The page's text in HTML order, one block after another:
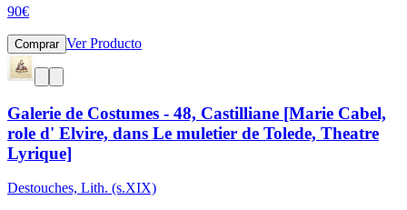
90€
Comprar Ver Producto
Galerie de Costumes - 48, Castilliane [Marie Cabel,
role d' Elvire, dans Le muletier de Tolede, Theatre
Lyrique]
Destouches, Lith. (s.XIX)